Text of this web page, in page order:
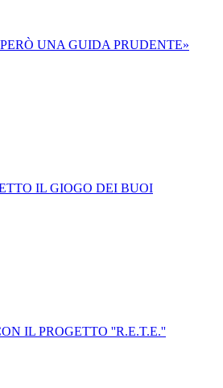
UNA GUIDA PRUDENTE»
IL GIOGO DEI BUOI
IL PROGETTO ''R.E.T.E.''